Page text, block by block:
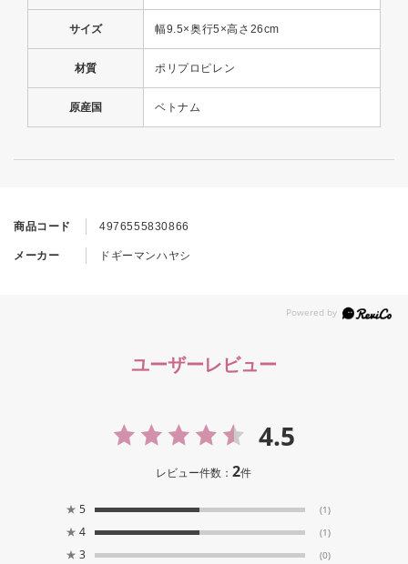
商品コード 4976555830866
メーカー ドギーマンハヤシ
サイズ 幅9.5×奥行5×高さ26cm
材質 ポリプロピレン
原産国 ベトナム
ユーザーレビュー
4.5
レビュー件数：2件
★ 5 (1)
★ 4 (1)
★ 3 (0)